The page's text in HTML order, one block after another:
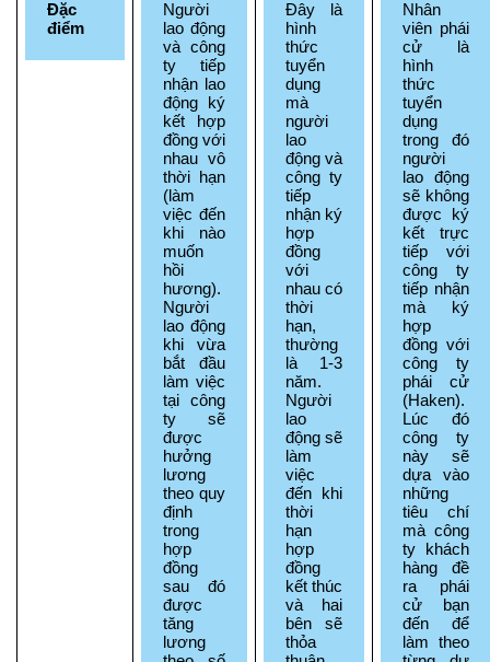
Đặc
điểm
Người
lao động
và công
ty tiếp
nhận lao
động ký
kết hợp
đồng với
nhau vô
thời hạn
(làm
việc đến
khi nào
muốn
hồi
hương).
Người
lao động
khi vừa
bắt đầu
làm việc
tại công
ty sẽ
được
hưởng
lương
theo quy
định
trong
hợp
đồng
sau đó
được
tăng
lương
Đây là
hình
thức
tuyển
dụng
mà
người
lao
động và
công ty
tiếp
nhận ký
hợp
đồng
với
nhau có
thời
hạn,
thường
là 1-3
năm.
Người
lao
động sẽ
làm
việc
đến khi
thời
hạn
hợp
đồng
kết thúc
và hai
bên sẽ
thỏa
Nhân
viên phái
cử là
hình
thức
tuyển
dụng
trong đó
người
lao động
sẽ không
được ký
kết trực
tiếp với
công ty
tiếp nhận
mà ký
hợp
đồng với
công ty
phái cử
(Haken).
Lúc đó
công ty
này sẽ
dựa vào
những
tiêu chí
mà công
ty khách
hàng đề
ra phái
cử bạn
đến để
làm theo